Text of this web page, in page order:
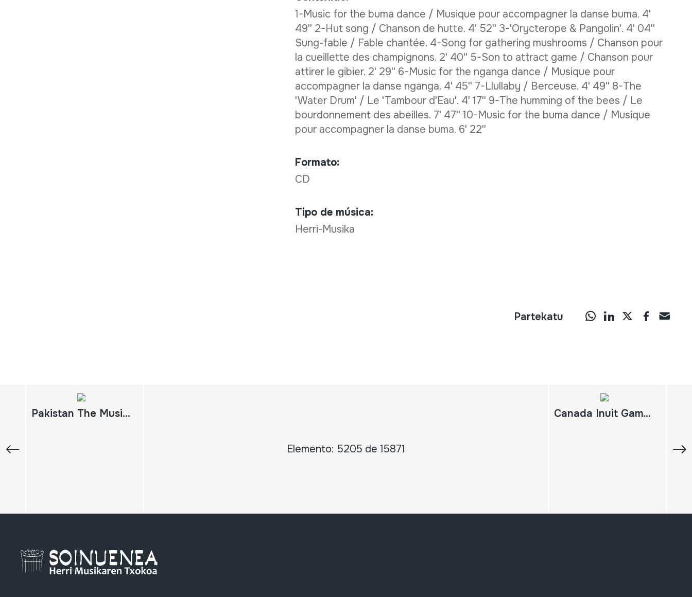
1-Music for the buma dance / Musique pour accompagner la danse buma. 4'
49'' 2-Hut song / Chanson de hutte. 4' 52'' 3-'Orycterope & Pangolin'. 4' 04''
Sung-fable / Fable chantée. 4-Song for gathering mushrooms / Chanson pour
la cueillette des champignons. 2' 40'' 5-Son to attract game / Chanson pour
attirer le gibier. 2' 29'' 6-Music for the nganga dance / Musique pour
accompagner la danse nganga. 4' 45'' 7-Llullaby / Berceuse. 4' 49'' 8-The
'Water Drum' / Le 'Tambour d'Eau'. 4' 17'' 9-The humming of the bees / Le
bourdonnement des abeilles. 7' 47'' 10-Music for the buma dance / Musique
pour accompagner la danse buma. 6' 22''
Formato:
CD
Tipo de música:
Herri-Musika
Partekatu
Elemento: 5205 de 15871
Pakistan The Music of the Qawal; Wandering Minstrels; La Musique des Qawal; Troubadours ambulants Canada Inuit Games and Songs; Chants et Jeux des Inuit